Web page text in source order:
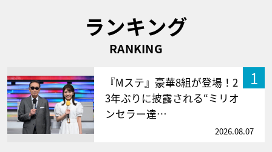
ランキング
RANKING
1
『Mステ』豪華8組が登場！2
3年ぶりに披露される“ミリオ
ンセラー達…
2026.08.07